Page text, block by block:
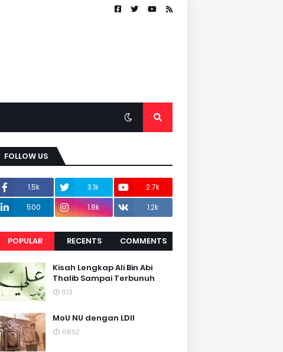
FOLLOW US
1.5k 3.1k
2.7k
500
1.8k 1.2k
POPULAR RECENTS COMMENTS
Kisah Lengkap Ali Bin Abi
Thalib Sampai Terbunuh
11.13
MoU NU dengan LDII
08.52